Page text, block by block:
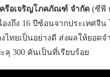
รือเจริญโภคภัณฑ์ จำกัด (ซีพี
งถึง 16 ปีซ้อนจากประเทศจี
ไทยเป็นอย่างดี ส่งผลให้ยอด
300 คันเป็นที่เรียบร้อย